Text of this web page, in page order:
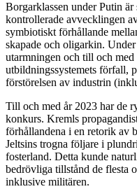
Borgarklassen under Putin är
kontrollerade avvecklingen
symbiotiskt förhållande
skapade och oligarkin.
utarmningen och till och
utbildningssystemets förfall,
förstörelsen av industrin
Till och med år 2023 har de
konkurs. Kremls
förhållandena i en retorik av
Jeltsins trogna följare i
fosterland. Detta kunde
bedrövliga tillstånd de flesta
inklusive militären.